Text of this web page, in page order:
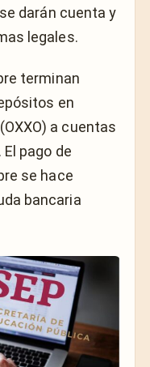
darán cuenta y
legales.
terminan
en
a cuentas
pago de
se hace
bancaria